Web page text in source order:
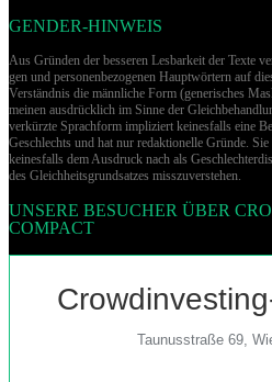
GENDER-HINWEIS
Aus Gründen der besseren Lesbarkeit der Texte
gen und per­so­nen­be­zo­ge­nen Hauptwörtern auf
Verständnis die männliche Form (generisches
meinen ausdrücklich im Sinne der
verkürzte Sprachform impliziert keinesfalls eine
Geschlechts und hat nur redaktionelle Gründe.
keinesfalls dem Ausdruck nach als
des Gleich­heits­grund­sat­zes misszuverstehen.
UNSERE BESUCHER ÜBER
COMPACT
Taunusstraße 69,